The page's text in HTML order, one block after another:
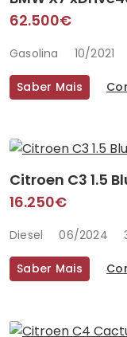
62.500€
Gasolina 10/2021
Saber Mais
Citroen C3 1.5
16.250€
Diesel 06/2024
Saber Mais